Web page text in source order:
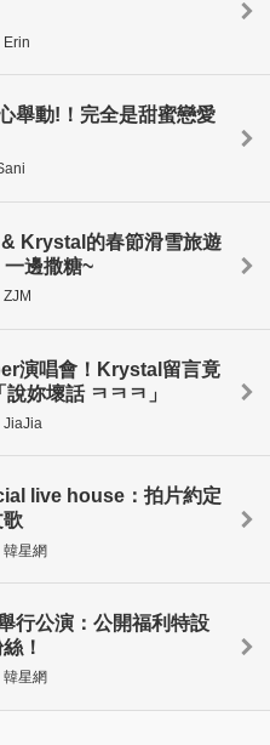
Erin
舉動!！完全是甜蜜戀愛
Krystal的春節滑雪旅遊
邊撒糖~
ZJM
演唱會！Krystal留言竟
妳壞話 ㅋㅋㅋ」
JiaJia
live house：拍片約定
歌
韓星網
行公演：公開福利特設
！
韓星網